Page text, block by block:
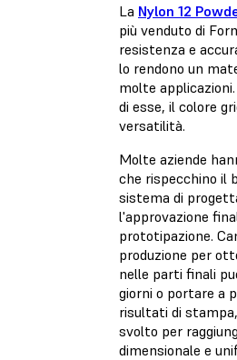
La Nylon 12
più venduto di
resistenza e
lo rendono un
molte
di esse, il colore
versatilità.
Molte aziende
che rispecchino il
sistema di
l'approvazione
prototipazione.
produzione per
nelle parti finali
giorni o portare a
risultati di
svolto per
dimensionale e